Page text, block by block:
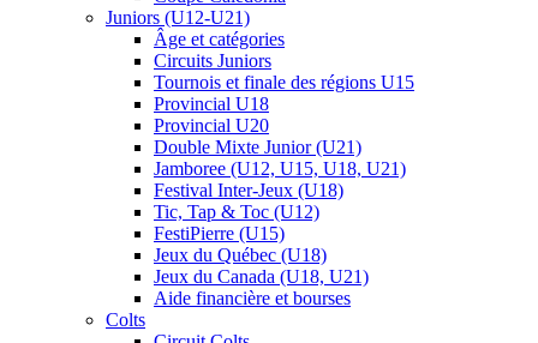
Juniors (U12-U21)
Âge et catégories
Circuits Juniors
Tournois et finale des régions U15
Provincial U18
Provincial U20
Double Mixte Junior (U21)
Jamboree (U12, U15, U18, U21)
Festival Inter-Jeux (U18)
Tic, Tap & Toc (U12)
FestiPierre (U15)
Jeux du Québec (U18)
Jeux du Canada (U18, U21)
Aide financière et bourses
Colts